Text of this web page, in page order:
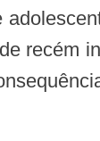
recém